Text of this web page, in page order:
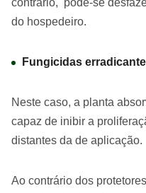
contrário, pode-se
do hospedeiro.
Fungicidas
Neste caso, a planta
capaz de inibir a
distantes da de aplicação.
Ao contrário dos